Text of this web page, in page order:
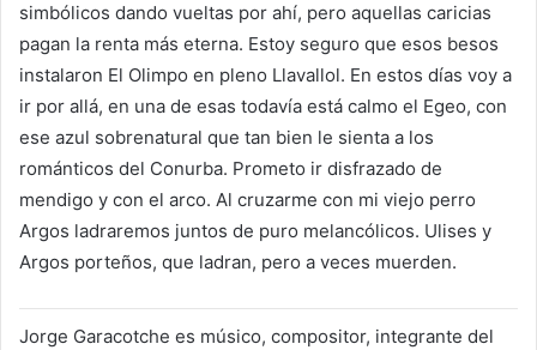
simbólicos dando vueltas por ahí, pero aquellas caricias
pagan la renta más eterna. Estoy seguro que esos besos
instalaron El Olimpo en pleno Llavallol. En estos días voy a
ir por allá, en una de esas todavía está calmo el Egeo, con
ese azul sobrenatural que tan bien le sienta a los
románticos del Conurba. Prometo ir disfrazado de
mendigo y con el arco. Al cruzarme con mi viejo perro
Argos ladraremos juntos de puro melancólicos. Ulises y
Argos porteños, que ladran, pero a veces muerden.
Jorge Garacotche es músico, compositor, integrante del